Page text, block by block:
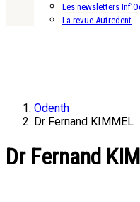
Les newsletters
La revue Autredent
Odenth
Dr Fernand KIMMEL
Dr Fernand